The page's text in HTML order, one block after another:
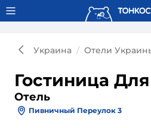
Тонкости используют сookie-
Украина Отели
Гостиница
Отель
Пивничный Переулок 3